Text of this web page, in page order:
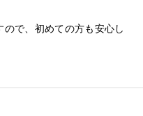
で、初めての方も安心し